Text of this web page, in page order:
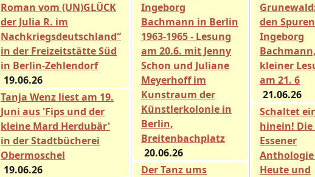
Roman vom (UN)GLÜCK
der Julia R. im
Nachkriegsdeutschland“
in der Freizeitstätte Süd
in Berlin-Zehlendorf
19.06.26
Tanja Wenz liest am 19.
Juni aus 'Fips und der
kleine Mard Herdubär'
in der Stadtbücherei
Obermoschel
19.06.26
Ingeborg
Bachmann in Berlin
1963-1965 - Lesung
am 20.6. mit Jenny
Schon und Juliane
Meyerhoff im
Kunstraum der
Künstlerkolonie in
Berlin,
Breitenbachplatz
20.06.26
Der Tanz ums
den
Ingeborg
kleiner
am 21. 6
21.06.26
Schaltet
hinein! Die
Essener
Heute und